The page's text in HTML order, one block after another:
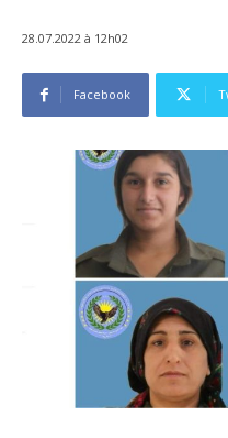
28.07.2022 à 12h02
Facebook